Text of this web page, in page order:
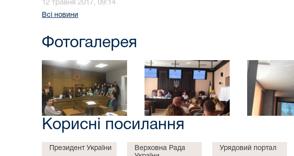
12 травня 2017, 09:14
Всі новини
Фотогалерея
Корисні посилання
Президент України
Верховна Рада
Урядовий портал